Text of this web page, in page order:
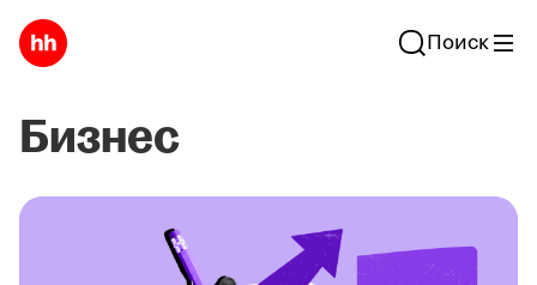
Поиск
Бизнес